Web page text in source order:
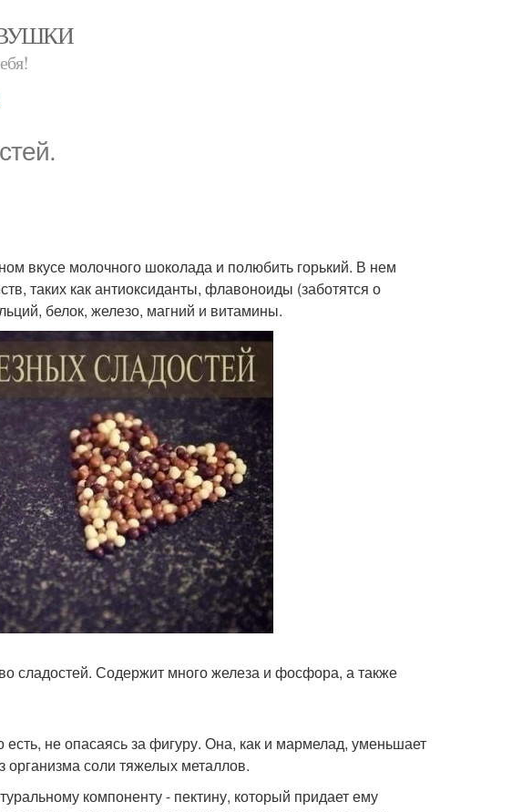
вкусе молочного шоколада и полюбить горький. В нем
таких как антиоксиданты, флавоноиды (заботятся о
белок, железо, магний и витамины.
сладостей. Содержит много железа и фосфора, а также
не опасаясь за фигуру. Она, как и мармелад, уменьшает
организма соли тяжелых металлов.
компоненту - пектину, который придает ему